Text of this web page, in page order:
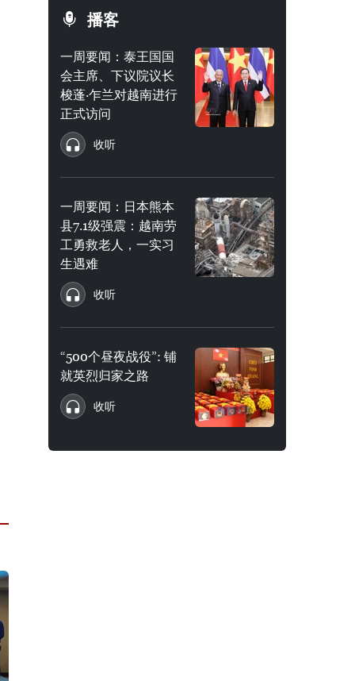
播客
一周要闻：泰王国国
会主席、下议院议长
梭蓬·乍兰对越南进行
正式访问
收听
一周要闻：日本熊本
县7.1级强震：越南劳
工勇救老人，一实习
生遇难
收听
“500个昼夜战役”: 铺
就英烈归家之路
收听